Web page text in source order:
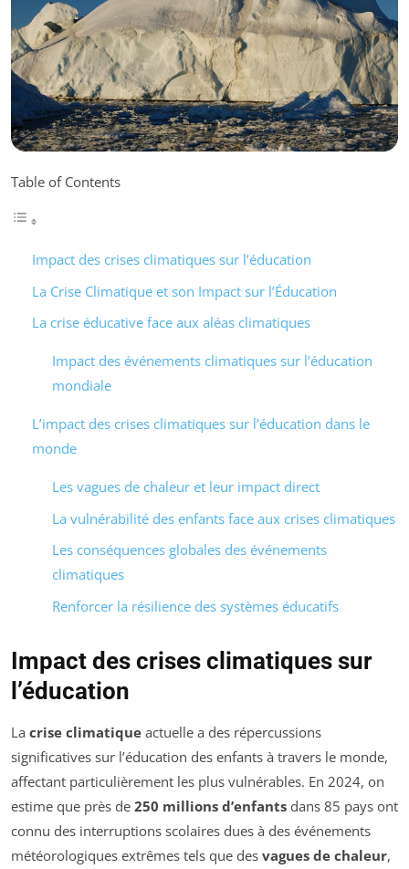
Table of Contents
Impact des crises climatiques sur l’éducation
La Crise Climatique et son Impact sur l’Éducation
La crise éducative face aux aléas climatiques
Impact des événements climatiques sur l’éducation
mondiale
L’impact des crises climatiques sur l’éducation dans le
monde
Les vagues de chaleur et leur impact direct
La vulnérabilité des enfants face aux crises climatiques
Les conséquences globales des événements
climatiques
Renforcer la résilience des systèmes éducatifs
Impact des crises climatiques sur
l’éducation
La crise climatique actuelle a des répercussions
significatives sur l’éducation des enfants à travers le monde,
affectant particulièrement les plus vulnérables. En 2024, on
estime que près de 250 millions d’enfants dans 85 pays ont
connu des interruptions scolaires dues à des événements
météorologiques extrêmes tels que des vagues de chaleur,